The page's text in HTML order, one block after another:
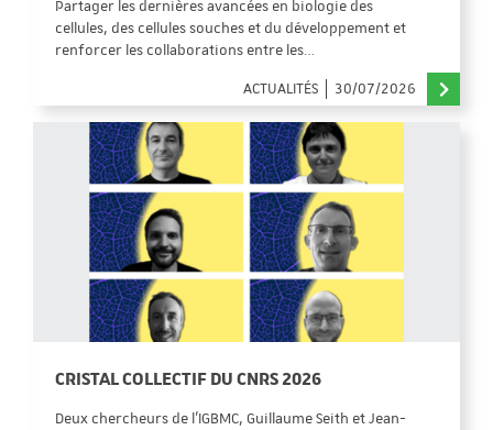
Partager les dernières avancées en biologie des
cellules, des cellules souches et du développement et
renforcer les collaborations entre les…
ACTUALITÉS
30/07/2026
CRISTAL COLLECTIF DU CNRS 2026
Deux chercheurs de l’IGBMC, Guillaume Seith et Jean-